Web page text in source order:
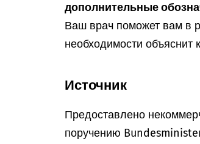
дополнительные
Ваш врач поможет вам в
необходимости объяснит
Источник
Предоставлено
поручению